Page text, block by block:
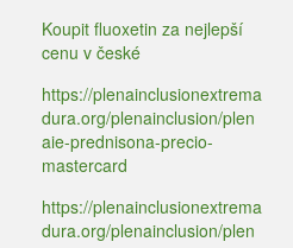
Koupit fluoxetin za nejlepší
cenu v české
https://plenainclusionextrema
dura.org/plenainclusion/plen
aie-prednisona-precio-
mastercard
https://plenainclusionextrema
dura.org/plenainclusion/plen